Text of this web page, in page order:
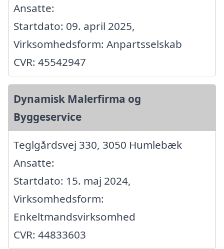
Ansatte:
Startdato: 09. april 2025,
Virksomhedsform: Anpartsselskab
CVR: 45542947
Dynamisk Malerfirma og
Byggeservice
Teglgårdsvej 330, 3050 Humlebæk
Ansatte:
Startdato: 15. maj 2024,
Virksomhedsform:
Enkeltmandsvirksomhed
CVR: 44833603